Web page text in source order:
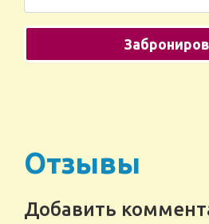
Отзывы
Добавить